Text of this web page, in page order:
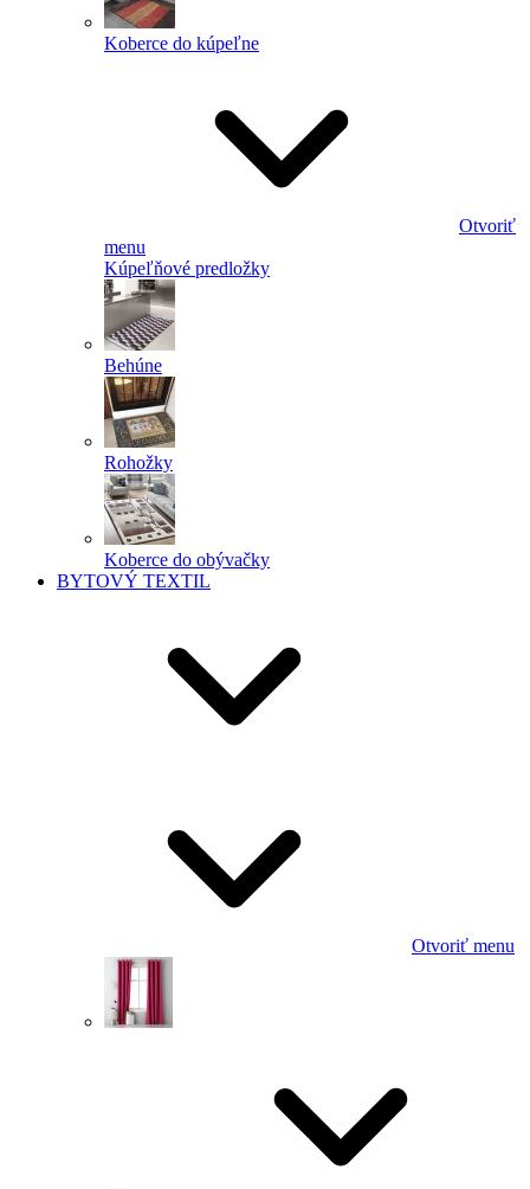
Koberce do kúpeľne
Otvoriť
menu
Kúpeľňové predložky
Behúne
Rohožky
Koberce do obývačky
BYTOVÝ TEXTIL
Otvoriť menu